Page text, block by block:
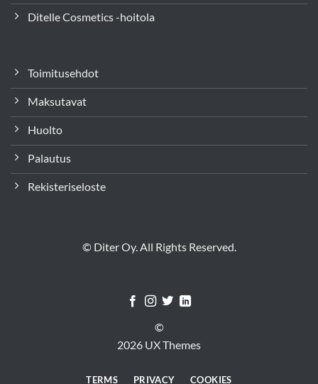
Ditelle Cosmetics -hoitola
Toimitusehdot
Maksutavat
Huolto
Palautus
Rekisteriseloste
© Diter Oy. All Rights Reserved.
©
2026 UX Themes
TERMS PRIVACY COOKIES